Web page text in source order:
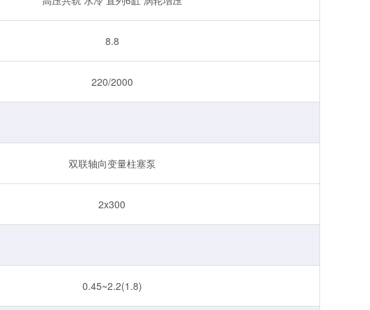
8.8
220/2000
双联轴向变量柱塞泵
2x300
0.45~2.2(1.8)